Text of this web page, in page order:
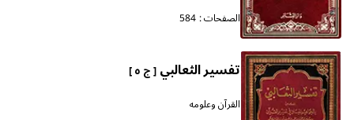
الصفحات : 584
تفسير الثعالبي[ ج ٥ ]
القرآن وعلومه